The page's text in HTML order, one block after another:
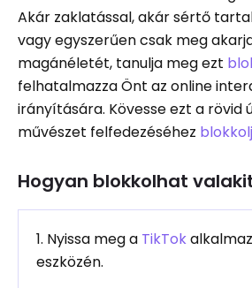
Akár zaklatással, akár sértő
vagy egyszerűen csak meg
magánéletét, tanulja meg ezt
felhatalmazza Önt az online
irányítására. Kövesse ezt a
művészet felfedezéséhez
Hogyan blokkolhat
1. Nyissa meg a TikTok
eszközén.